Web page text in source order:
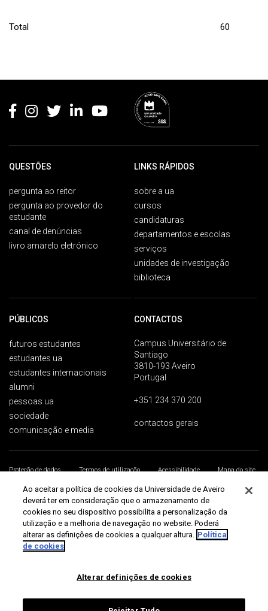
Total 60
QUESTÕES
pergunta ao reitor
pergunta ao provedor do
estudante
canal de denúncias
livro amarelo eletrónico
LINKS RÁPIDOS
sobre a ua
cursos
candidaturas
departamentos e escolas
serviços
unidades de investigação
biblioteca
PÚBLICOS
futuros estudantes
estudantes ua
estudantes internacionais
alumni
pessoas ua
sociedade
comunicação e media
CONTACTOS
Campus Universitário de
Santiago
3810-193 Aveiro
Portugal
+351 234 370 200
contactos gerais
Proteção de dados Termos de utilização Acessibilidade
Mapa do site
Universidade de Aveiro 2026
Ao aceitar a política de cookies da Universidade de Aveiro
deverá ter em consideração que o armazenamento de
cookies no seu dispositivo possibilita a personalização da
utilização e a melhoria de navegação no website. Poderá
alterar as definições de cookies a qualquer altura. Política
de cookies
Alterar definições de cookies